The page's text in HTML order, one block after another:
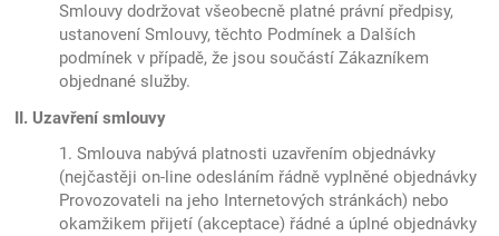
Smlouvy dodržovat všeobecně platné právní předpisy,
ustanovení Smlouvy, těchto Podmínek a Dalších
podmínek v případě, že jsou součástí Zákazníkem
objednané služby.
II. Uzavření smlouvy
1. Smlouva nabývá platnosti uzavřením objednávky
(nejčastěji on-line odesláním řádně vyplněné objednávky
Provozovateli na jeho Internetových stránkách) nebo
okamžikem přijetí (akceptace) řádné a úplné objednávky